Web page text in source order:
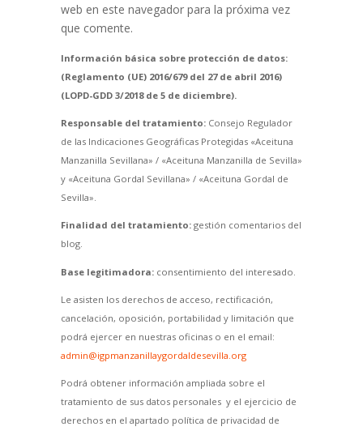
web en este navegador para la próxima vez
que comente.
Información básica sobre protección de datos:
(Reglamento (UE) 2016/679 del 27 de abril 2016)
(LOPD-GDD 3/2018 de 5 de diciembre).
Responsable del tratamiento:Consejo Regulador
de las Indicaciones Geográficas Protegidas «Aceituna
Manzanilla Sevillana» / «Aceituna Manzanilla de Sevilla»
y «Aceituna Gordal Sevillana» / «Aceituna Gordal de
Sevilla».
Finalidad del tratamiento:gestión comentarios del
blog.
Base legitimadora:consentimiento del interesado.
Le asisten los derechos de acceso, rectificación,
cancelación, oposición, portabilidad y limitación que
podrá ejercer en nuestras oficinas o en el email:
admin@igpmanzanillaygordaldesevilla.org
Podrá obtener información ampliada sobre el
tratamiento de sus datos personales y el ejercicio de
derechos en el apartado política de privacidad de